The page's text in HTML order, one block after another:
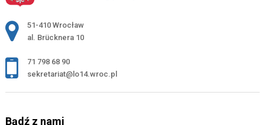
Adres pocztowy:
51-410 Wrocław
al. Brücknera 10
71 798 68 90
sekretariat@lo14.wroc.pl
Bądź z nami